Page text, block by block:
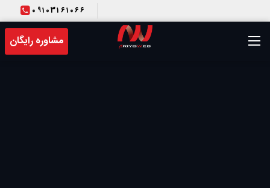
مشاوره رایگان
T 09103161066